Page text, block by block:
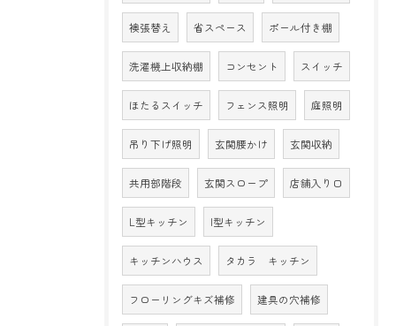
襖張替え 省スペース ポール付き棚
洗濯機上収納棚 コンセント スイッチ
ほたるスイッチ フェンス照明 庭照明
吊り下げ照明 玄関腰かけ 玄関収納
共用部階段 玄関スロープ 店舗入り口
L型キッチン I型キッチン
キッチンハウス タカラ キッチン
フローリングキズ補修 建具の穴補修